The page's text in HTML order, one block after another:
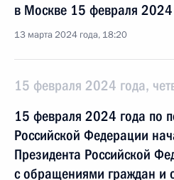
в Москве 15 февраля 2024
13 марта 2024 года, 18:20
15 февраля 2024 года,
15 февраля 2024 года по
Российской Федерации
Президента Российской
с обращениями граждан и